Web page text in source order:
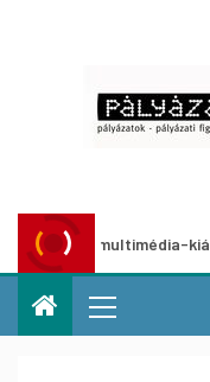
multimédia-kiállításhoz